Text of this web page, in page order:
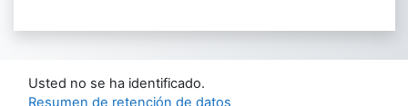
Usted no se ha identificado.
Resumen de retención de datos